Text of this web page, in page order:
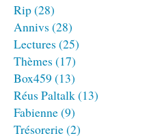
Rip(28)
Annivs (28)
Lectures (25)
Thèmes (17)
Box459 (13)
Réus Paltalk(13)
Fabienne(9)
Trésorerie(2)